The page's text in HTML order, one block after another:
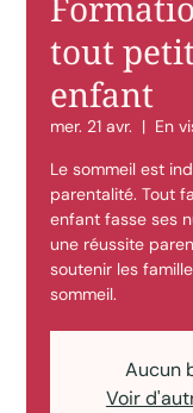
tout
enfant
mer. 21 avr.
  |
En
Le sommeil est
parentalité. Tout
enfant fasse ses
une réussite
soutenir les
sommeil.
Aucun
Voir